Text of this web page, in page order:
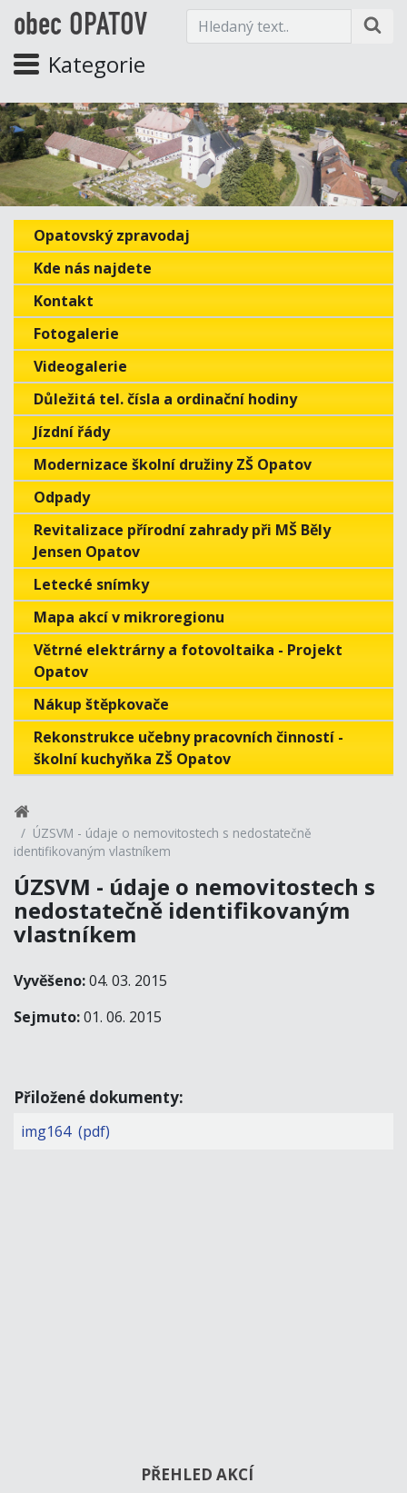
obec OPATOV
Kategorie
Opatovský zpravodaj
Kde nás najdete
Kontakt
Fotogalerie
Videogalerie
Důležitá tel. čísla a ordinační hodiny
Jízdní řády
Modernizace školní družiny ZŠ Opatov
Odpady
Revitalizace přírodní zahrady při MŠ Běly
Jensen Opatov
Letecké snímky
Mapa akcí v mikroregionu
Větrné elektrárny a fotovoltaika - Projekt
Opatov
Nákup štěpkovače
Rekonstrukce učebny pracovních činností -
školní kuchyňka ZŠ Opatov
ÚZSVM - údaje o nemovitostech s nedostatečně
identifikovaným vlastníkem
ÚZSVM - údaje o nemovitostech s
nedostatečně identifikovaným
vlastníkem
Vyvěšeno:04. 03. 2015
Sejmuto:01. 06. 2015
Přiložené dokumenty:
img164 (pdf)
PŘEHLED AKCÍ